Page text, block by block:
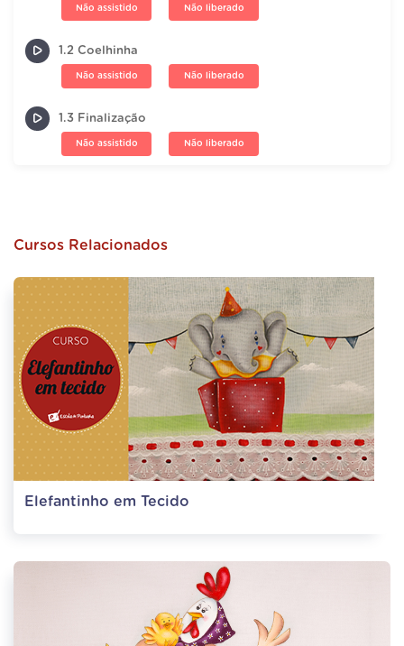
Não assistido Não liberado
1.2 Coelhinha
Não assistido Não liberado
1.3 Finalização
Não assistido Não liberado
Cursos Relacionados
Elefantinho em Tecido